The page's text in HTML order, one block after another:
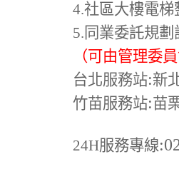
4.社區大樓電梯
5. 同業委託規劃
（可由管理委
台北服務站:新
竹苗服務站:苗
24H服務專線